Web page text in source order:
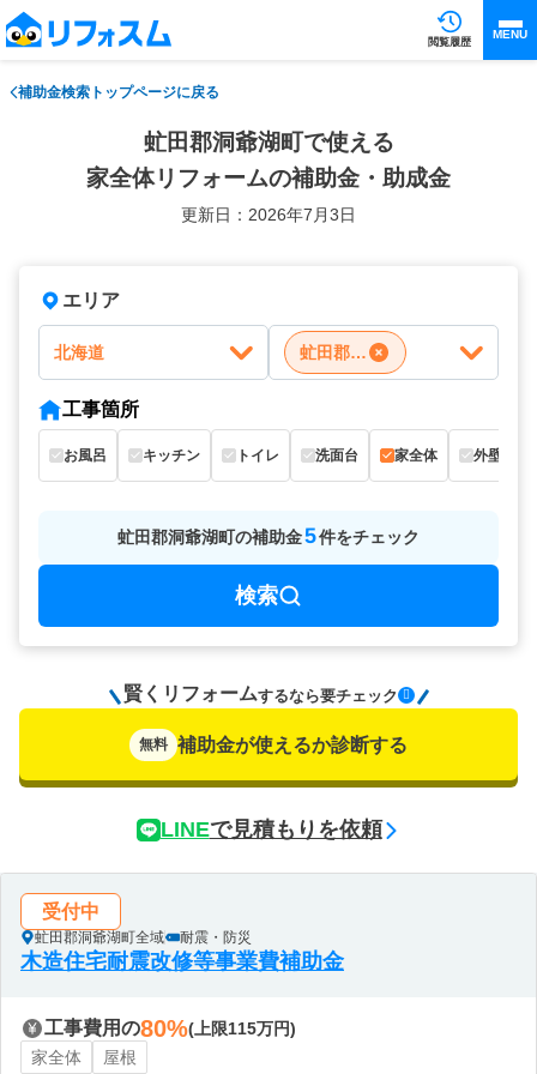
閲覧履歴
MENU
補助金検索トップページに戻る
虻田郡洞爺湖町で使える
家全体リフォームの補助金・助成金
更新日：2026年7月3日
エリア
北海道 虻田郡洞爺湖町
工事箇所
お風呂 キッチン トイレ 洗面台 家全体 外壁
虻田郡洞爺湖町の補助金5件をチェック
検索
賢くリフォームするなら要チェック
無料 補助金が使えるか診断する
LINEで見積もりを依頼
受付中
虻田郡洞爺湖町全域 耐震・防災
木造住宅耐震改修等事業費補助金
工事費用の80%(上限115万円)
家全体
屋根